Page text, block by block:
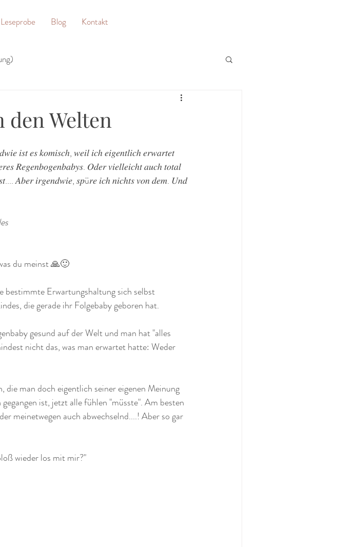
Leseprobe Blog Kontakt
den Welten
𝑖𝑠𝑡 𝑒𝑠 𝑘𝑜𝑚𝑖𝑠𝑐ℎ, 𝑤𝑒𝑖𝑙 𝑖𝑐ℎ 𝑒𝑖𝑔𝑒𝑛𝑡𝑙𝑖𝑐ℎ 𝑒𝑟𝑤𝑎𝑟𝑡𝑒𝑡
𝑅𝑒𝑔𝑒𝑛𝑏𝑜𝑔𝑒𝑛𝑏𝑎𝑏𝑦𝑠. 𝑂𝑑𝑒𝑟 𝑣𝑖𝑒𝑙𝑙𝑒𝑖𝑐ℎ𝑡 𝑎𝑢𝑐ℎ 𝑡𝑜𝑡𝑎𝑙
𝐴𝑏𝑒𝑟 𝑖𝑟𝑔𝑒𝑛𝑑𝑤𝑖𝑒, 𝑠𝑝ü𝑟𝑒 𝑖𝑐ℎ 𝑛𝑖𝑐ℎ𝑡𝑠 𝑣𝑜𝑛 𝑑𝑒𝑚. 𝑈𝑛𝑑
du meinst 🙏🙂
bestimmte Erwartungshaltung sich selbst
die gerade ihr Folgebaby geboren hat.
gesund auf der Welt und man hat "alles
nicht das, was man erwartet hatte: Weder
die man doch eigentlich seiner eigenen Meinung
ist, jetzt alle fühlen "müsste". Am besten
meinetwegen auch abwechselnd....! Aber so gar
wieder los mit mir?"